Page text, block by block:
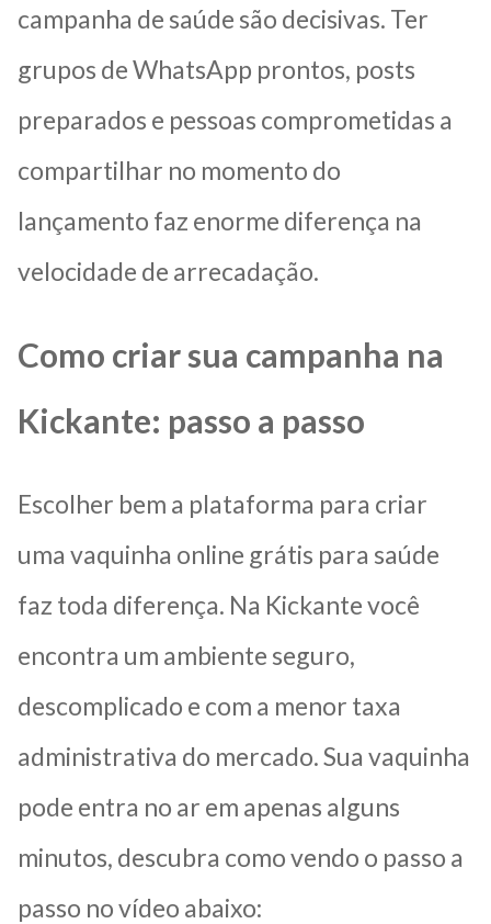
campanha de saúde são decisivas. Ter
grupos de WhatsApp prontos, posts
preparados e pessoas comprometidas a
compartilhar no momento do
lançamento faz enorme diferença na
velocidade de arrecadação.
Como criar sua campanha na
Kickante: passo a passo
Escolher bem a plataforma para criar
uma vaquinha online grátis para saúde
faz toda diferença. Na Kickante você
encontra um ambiente seguro,
descomplicado e com a menor taxa
administrativa do mercado. Sua vaquinha
pode entra no ar em apenas alguns
minutos, descubra como vendo o passo a
passo no vídeo abaixo: